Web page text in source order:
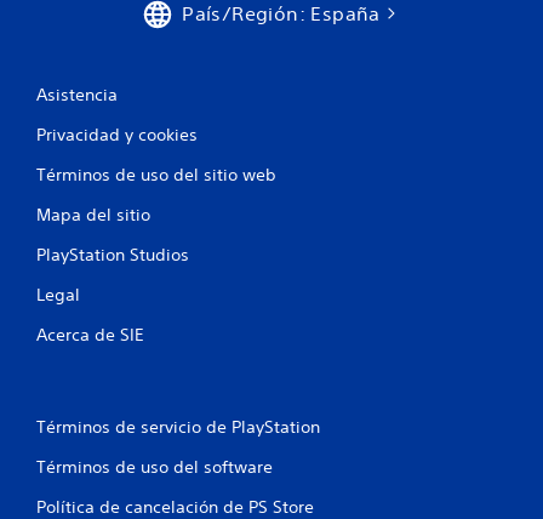
País/Región: España
Asistencia
Privacidad y cookies
Términos de uso del sitio web
Mapa del sitio
PlayStation Studios
Legal
Acerca de SIE
Términos de servicio de PlayStation
Términos de uso del software
Política de cancelación de PS Store